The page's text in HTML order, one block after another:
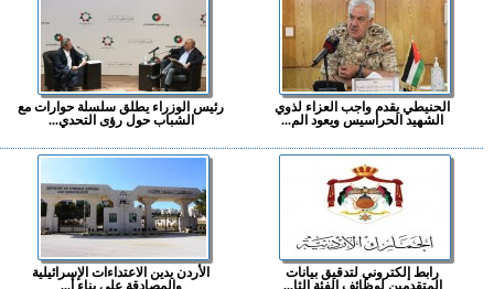
الحنيطي يقدم واجب العزاء لذوي
الشهيد الحراسيس ويعود الم...
رئيس الوزراء يطلق سلسلة حوارات مع
الشباب حول رؤى التحدي...
رابط إلكتروني لتدقيق بيانات
المتقدمين لوظائف الفئة الثا...
الأردن يدين الاعتداءات الإسرائيلية
والمصادقة على بناء أ...